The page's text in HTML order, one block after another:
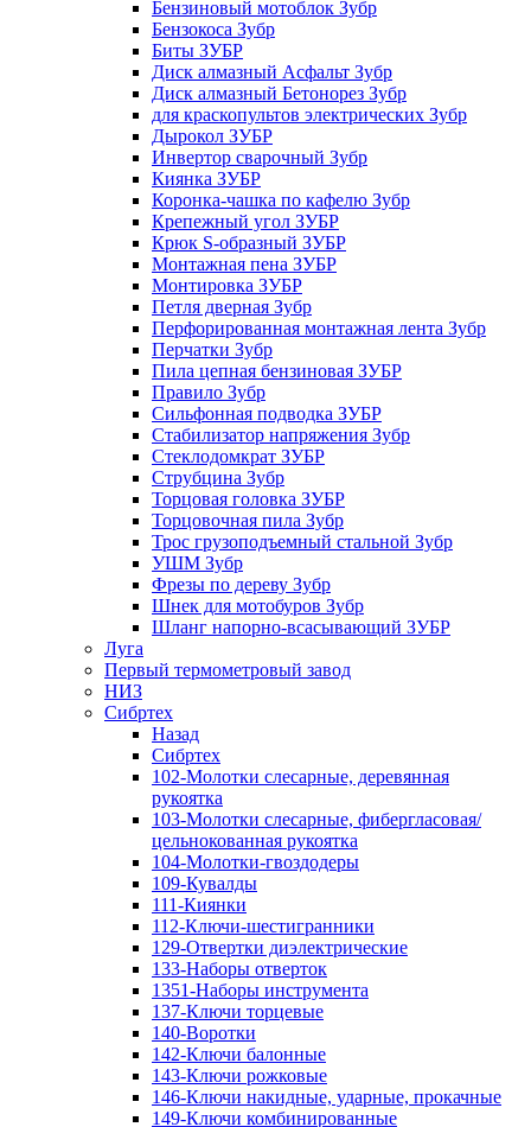
Бензиновый мотоблок Зубр
Бензокоса Зубр
Биты ЗУБР
Диск алмазный Асфальт Зубр
Диск алмазный Бетонорез Зубр
для краскопультов электрических Зубр
Дырокол ЗУБР
Инвертор сварочный Зубр
Киянка ЗУБР
Коронка-чашка по кафелю Зубр
Крепежный угол ЗУБР
Крюк S-образный ЗУБР
Монтажная пена ЗУБР
Монтировка ЗУБР
Петля дверная Зубр
Перфорированная монтажная лента Зубр
Перчатки Зубр
Пила цепная бензиновая ЗУБР
Правило Зубр
Сильфонная подводка ЗУБР
Стабилизатор напряжения Зубр
Стеклодомкрат ЗУБР
Струбцина Зубр
Торцовая головка ЗУБР
Торцовочная пила Зубр
Трос грузоподъемный стальной Зубр
УШМ Зубр
Фрезы по дереву Зубр
Шнек для мотобуров Зубр
Шланг напорно-всасывающий ЗУБР
Луга
Первый термометровый завод
НИЗ
Сибртех
Назад
Сибртех
102-Молотки слесарные, деревянная
рукоятка
103-Молотки слесарные, фибергласовая/
цельнокованная рукоятка
104-Молотки-гвоздодеры
109-Кувалды
111-Киянки
112-Ключи-шестигранники
129-Отвертки диэлектрические
133-Наборы отверток
1351-Наборы инструмента
137-Ключи торцевые
140-Воротки
142-Ключи балонные
143-Ключи рожковые
146-Ключи накидные, ударные, прокачные
149-Ключи комбинированные